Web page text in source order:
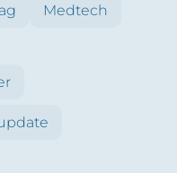
Medtech